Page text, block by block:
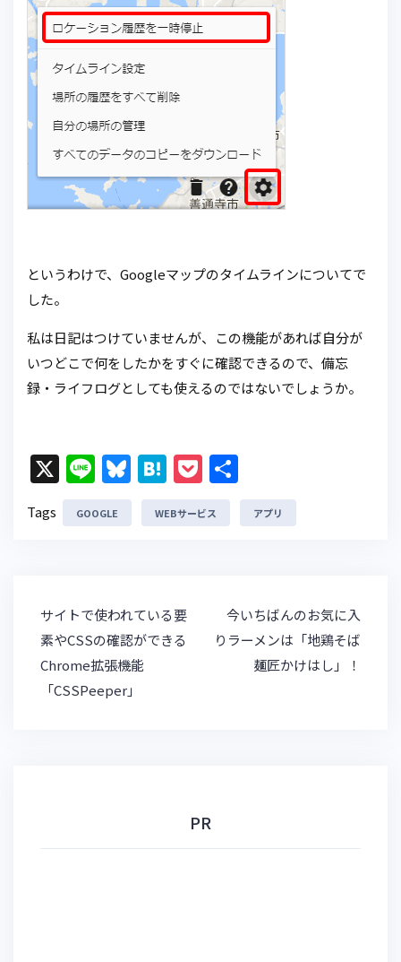
というわけで、Googleマップのタイムラインについてで
した。
私は日記はつけていませんが、この機能があれば自分が
いつどこで何をしたかをすぐに確認できるので、備忘
録・ライフログとしても使えるのではないでしょうか。
X Li
n
e
Bl
u
e
y
H
at
e
P
o
c
有
Tags GOOGLE WEBサービス アプリ
投
稿
ナ
ビ
ゲ
サイトで使われている要
素やCSSの確認ができる
Chrome拡張機能
「CSSPeeper」
今いちばんのお気に入
りラーメンは「地鶏そば
麺匠かけはし」！
PR